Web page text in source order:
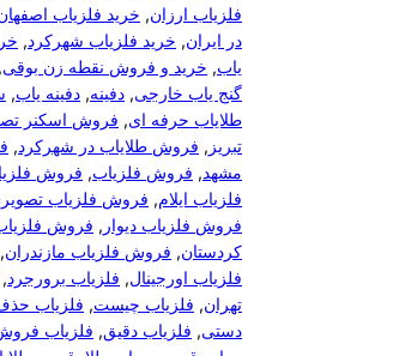
فلزیاب ارزان, خرید فلزیاب
در ایران, خرید فلزیاب شهرکرد,
یاب, خرید و فروش نقطه زن بوقی,
گنج یاب خارجی, دفینه, دفینه یاب,
طلایاب حرفه ای, فروش اسکنر
تبریز , فروش طلایاب در شهرکرد,
مشهد, فروش فلزیاب, فروش
فلزیاب ایلام, فروش فلزیاب
فروش فلزیاب دیوار , فروش
کردستان, فروش فلزیاب مازندران,
فلزیاب اورجینال, فلزیاب برورجرد,
تهران, فلزیاب چیست, فلزیاب
دستی, فلزیاب دقیق, فلزیاب